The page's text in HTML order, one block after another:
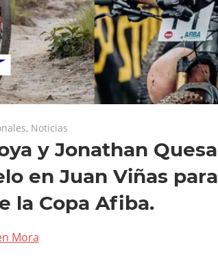
, Noticias
y Jonathan
en Juan Viñas
la Copa Afiba.
Mora